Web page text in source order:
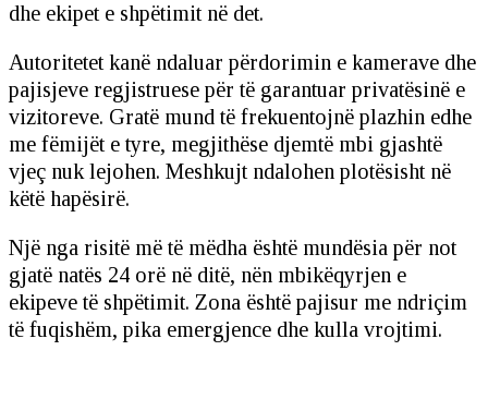
dhe ekipet e shpëtimit në det.
Autoritetet kanë ndaluar përdorimin e kamerave dhe
pajisjeve regjistruese për të garantuar privatësinë e
vizitoreve. Gratë mund të frekuentojnë plazhin edhe
me fëmijët e tyre, megjithëse djemtë mbi gjashtë
vjeç nuk lejohen. Meshkujt ndalohen plotësisht në
këtë hapësirë.
Një nga risitë më të mëdha është mundësia për not
gjatë natës 24 orë në ditë, nën mbikëqyrjen e
ekipeve të shpëtimit. Zona është pajisur me ndriçim
të fuqishëm, pika emergjence dhe kulla vrojtimi.